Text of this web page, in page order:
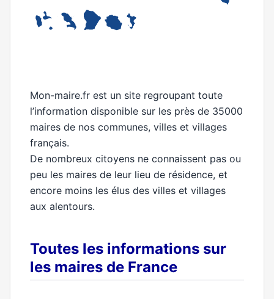
Mon-maire.fr est un site regroupant toute
l’information disponible sur les près de 35000
maires de nos communes, villes et villages
français.
De nombreux citoyens ne connaissent pas ou
peu les maires de leur lieu de résidence, et
encore moins les élus des villes et villages
aux alentours.
Toutes les informations sur
les maires de France